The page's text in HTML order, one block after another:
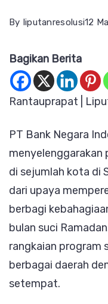
By liputanresolusi12
Bagikan Berita
Rantauprapat |
PT Bank Negara
menyelenggarakan
di sejumlah kota di
dari upaya
berbagi
bulan suci
rangkaian program
berbagai daerah
setempat.